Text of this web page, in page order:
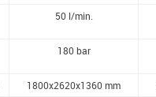
50 l/min.
180 bar
1800x2620x1360 mm